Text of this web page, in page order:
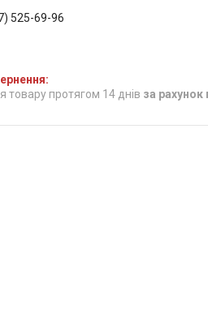
525-69-96
товару протягом 14 днів за рахунок